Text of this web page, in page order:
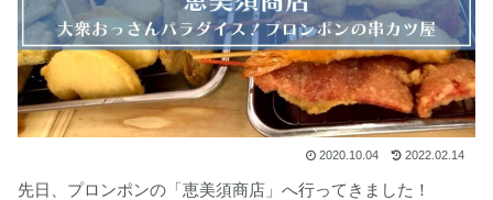
2020.10.04 2022.02.14
先日、プロンポンの「恵美須商店」へ行ってきました！